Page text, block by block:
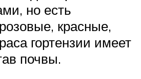
но есть
красные,
гортензии имеет
почвы.